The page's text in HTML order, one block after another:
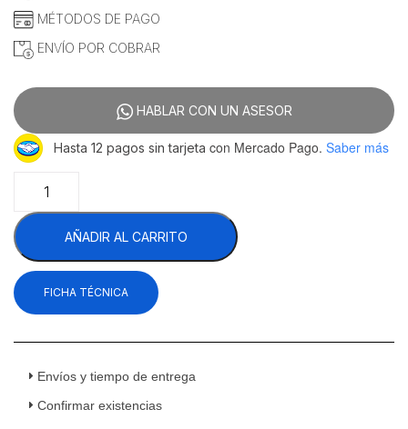
MÉTODOS DE PAGO
ENVÍO POR COBRAR
HABLAR CON UN ASESOR
Hasta 12 pagos sin tarjeta con Mercado Pago. Saber más
35-
C
de
Piso
Máster
Premium
AÑADIR AL CARRITO
FICHA TÉCNICA
Envíos y tiempo de entrega
Confirmar existencias